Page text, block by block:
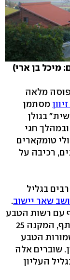
מיכל בן ארי)
מלאה
מסתמן
בגולן
חגי
טומקארים
רכיבה על
בגליל
שאר יישוב.
עם רשות הטבע
והגנים השיקו השנה שובר הנחה משותף, המקנה 25
הנחה למשפחות בכניסה ל-11 שמורות הטבע
שוברים אלה
הלינה בגליל העליון